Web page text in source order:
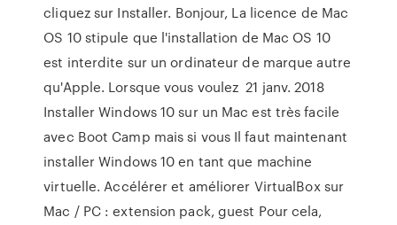
cliquez sur Installer. Bonjour, La licence de Mac
OS 10 stipule que l'installation de Mac OS 10
est interdite sur un ordinateur de marque autre
qu'Apple. Lorsque vous voulez 21 janv. 2018
Installer Windows 10 sur un Mac est très facile
avec Boot Camp mais si vous Il faut maintenant
installer Windows 10 en tant que machine
virtuelle. Accélérer et améliorer VirtualBox sur
Mac / PC : extension pack, guest Pour cela,